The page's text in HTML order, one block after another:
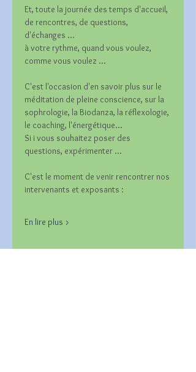
Et, toute la journée des temps d'accueil,
de rencontres, de questions,
d'échanges ...
à votre rythme, quand vous voulez,
comme vous voulez ...
C'est l'occasion d'en savoir plus sur le
méditation de pleine conscience, sur la
sophrologie, la Biodanza, la réflexologie,
le coaching, l'énergétique...
Si i vous souhaitez poser des
questions, expérimenter ...
C'est le moment de venir rencontrer nos
intervenants et exposants :
En lire plus >